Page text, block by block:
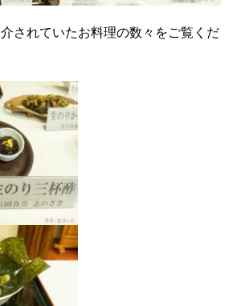
されていたお料理の数々をご覧くだ